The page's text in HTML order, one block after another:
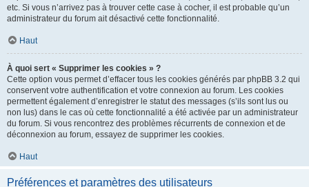
etc. Si vous n’arrivez pas à trouver cette case à cocher, il est probable qu’un
administrateur du forum ait désactivé cette fonctionnalité.
Haut
À quoi sert « Supprimer les cookies » ?
Cette option vous permet d’effacer tous les cookies générés par phpBB 3.2 qui
conservent votre authentification et votre connexion au forum. Les cookies
permettent également d’enregistrer le statut des messages (s’ils sont lus ou
non lus) dans le cas où cette fonctionnalité a été activée par un administrateur
du forum. Si vous rencontrez des problèmes récurrents de connexion et de
déconnexion au forum, essayez de supprimer les cookies.
Haut
Préférences et paramètres des utilisateurs